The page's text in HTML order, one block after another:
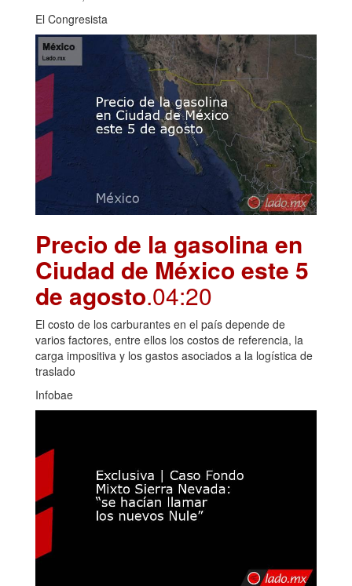
El Congresista
Precio de la gasolina en
Ciudad de México este 5
de agosto.04:20
El costo de los carburantes en el país depende de
varios factores, entre ellos los costos de referencia, la
carga impositiva y los gastos asociados a la logística de
traslado
Infobae